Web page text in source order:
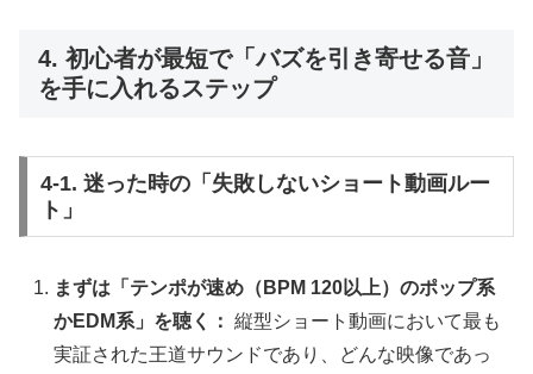
4. 初心者が最短で「バズを引き寄せる音」
を手に入れるステップ
4-1. 迷った時の「失敗しないショート動画ルー
ト」
まずは「テンポが速め（BPM 120以上）のポップ系
かEDM系」を聴く： 縦型ショート動画において最も
実証された王道サウンドであり、どんな映像であっ